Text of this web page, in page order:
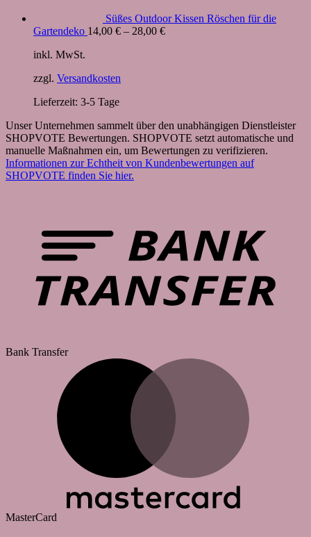
Süßes Outdoor Kissen Röschen für die
Gartendeko 14,00 € – 28,00 €
inkl. MwSt.
zzgl. Versandkosten
Lieferzeit: 3-5 Tage
Unser Unternehmen sammelt über den unabhängigen Dienstleister
SHOPVOTE Bewertungen. SHOPVOTE setzt automatische und
manuelle Maßnahmen ein, um Bewertungen zu verifizieren.
Informationen zur Echtheit von Kundenbewertungen auf
SHOPVOTE finden Sie hier.
Bank Transfer
MasterCard